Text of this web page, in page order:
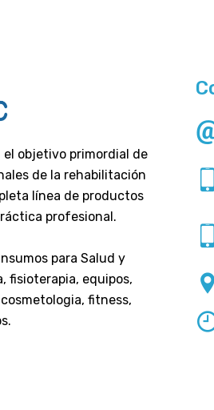
el objetivo primordial de
de la rehabilitación
línea de productos
profesional.
para Salud y
fisioterapia, equipos,
fitness,